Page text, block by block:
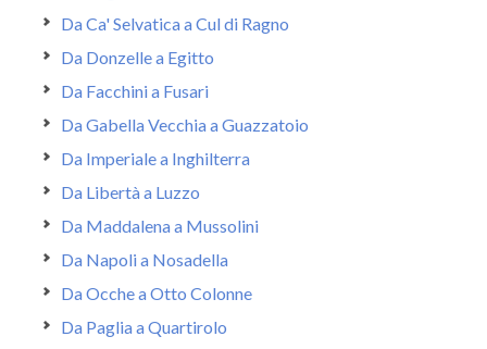
Da Ca' Selvatica a Cul di Ragno
Da Donzelle a Egitto
Da Facchini a Fusari
Da Gabella Vecchia a Guazzatoio
Da Imperiale a Inghilterra
Da Libertà a Luzzo
Da Maddalena a Mussolini
Da Napoli a Nosadella
Da Ocche a Otto Colonne
Da Paglia a Quartirolo